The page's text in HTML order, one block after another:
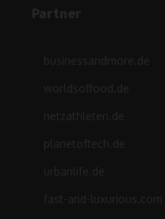
Partner
businessandmore.de
worldsoffood.de
netzathleten.de
planetoftech.de
urbanlife.de
fast-and-luxurious.com